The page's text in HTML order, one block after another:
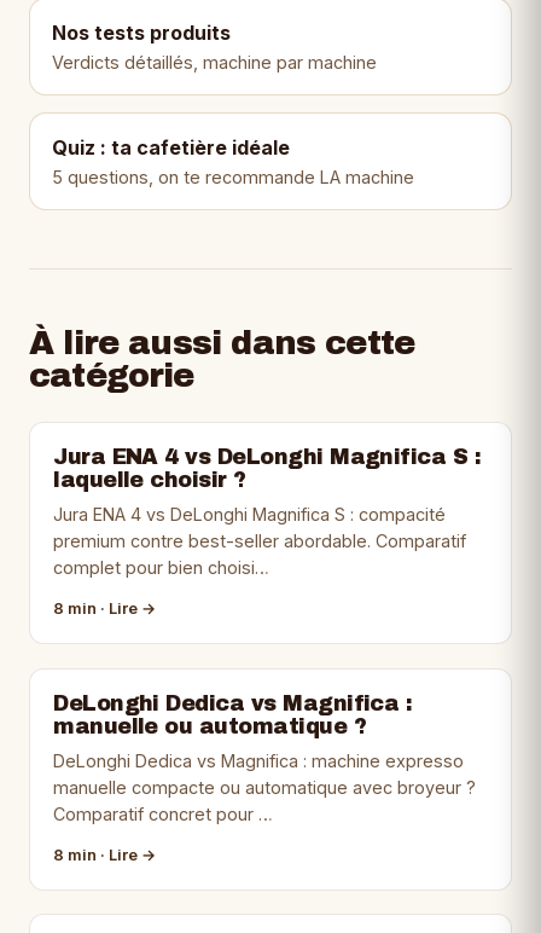
Nos tests produits
Verdicts détaillés, machine par machine
Quiz : ta cafetière idéale
5 questions, on te recommande LA machine
À lire aussi dans cette
catégorie
Jura ENA 4 vs DeLonghi Magnifica S :
laquelle choisir ?
Jura ENA 4 vs DeLonghi Magnifica S : compacité
premium contre best-seller abordable. Comparatif
complet pour bien choisi…
8 min · Lire →
DeLonghi Dedica vs Magnifica :
manuelle ou automatique ?
DeLonghi Dedica vs Magnifica : machine expresso
manuelle compacte ou automatique avec broyeur ?
Comparatif concret pour …
8 min · Lire →